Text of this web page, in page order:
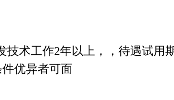
术工作2年以上，，待遇试用
件优异者可面